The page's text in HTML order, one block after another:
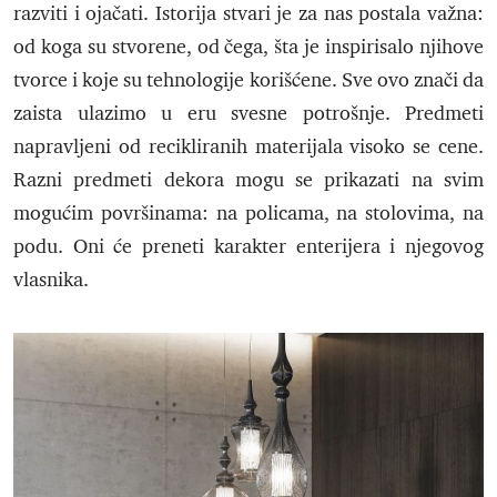
razviti i ojačati. Istorija stvari je za nas postala važna:
od koga su stvorene, od čega, šta je inspirisalo njihove
tvorce i koje su tehnologije korišćene. Sve ovo znači da
zaista ulazimo u eru svesne potrošnje. Predmeti
napravljeni od recikliranih materijala visoko se cene.
Razni predmeti dekora mogu se prikazati na svim
mogućim površinama: na policama, na stolovima, na
podu. Oni će preneti karakter enterijera i njegovog
vlasnika.